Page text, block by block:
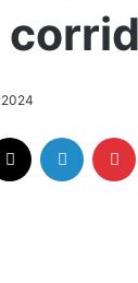
LinkedIn